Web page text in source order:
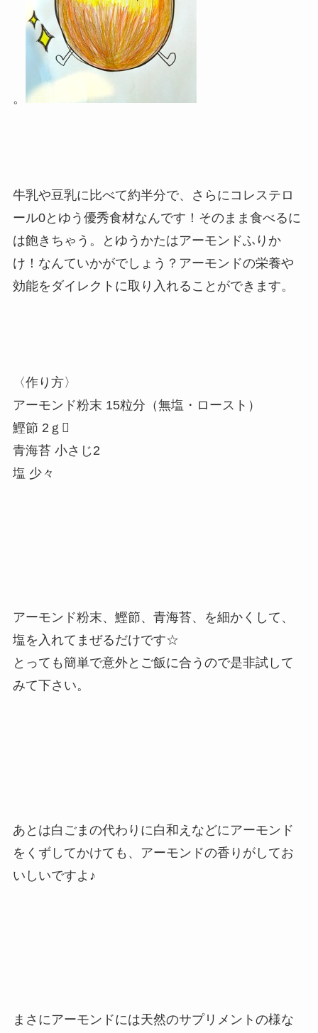
。
牛乳や豆乳に比べて約半分で、さらにコレステロ
ール0とゆう優秀食材なんです！そのまま食べるに
は飽きちゃう。とゆうかたはアーモンドふりか
け！なんていかがでしょう？アーモンドの栄養や
効能をダイレクトに取り入れることができます。
〈作り方〉
アーモンド粉末 15粒分（無塩・ロースト）
鰹節 2ｇ
青海苔 小さじ2
塩 少々
アーモンド粉末、鰹節、青海苔、を細かくして、
塩を入れてまぜるだけです☆
とっても簡単で意外とご飯に合うので是非試して
みて下さい。
あとは白ごまの代わりに白和えなどにアーモンド
をくずしてかけても、アーモンドの香りがしてお
いしいですよ♪
まさにアーモンドには天然のサプリメントの様な